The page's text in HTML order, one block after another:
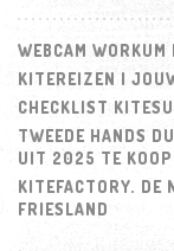
WEBCAM WORKUM
KITEREIZEN |
CHECKLIST
TWEEDE HANDS
UIT 2025 TE KOOP
KITEFACTORY. DE
FRIESLAND